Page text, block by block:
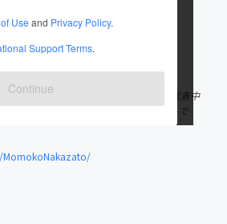
Use and Privacy Policy.
Support Terms.
Continue
4件のプロジェクトを投稿しています
京都
プロジェクトは、株式会社女子マネの代表中
ネージャー仲間が主催するプロジェクトで